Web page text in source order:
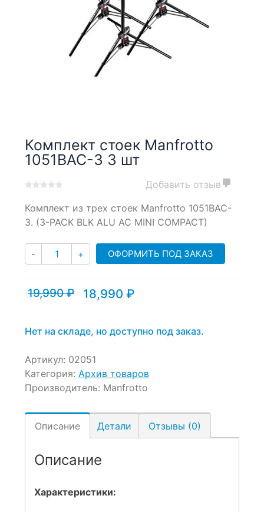
Комплект стоек Manfrotto
1051BAC-3 3 шт
out
of
based
ratings
Добавить отзыв
Комплект из трех стоек Manfrotto 1051BAC-
3. (3-PACK BLK ALU AC MINI COMPACT)
- Количество
+ ОФОРМИТЬ ПОД ЗАКАЗ
19,990₽
Первоначальная
19,990 ₽.
18,990 ₽
Текущая
Нет на складе, но доступно под заказ.
Артикул: 02051
Категория: Архив товаров
Производитель: Manfrotto
Описание Детали Отзывы (0)
Описание
Характеристики: